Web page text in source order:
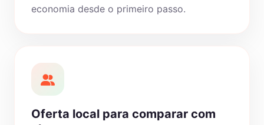
economia desde o primeiro passo.
Oferta local para comparar com